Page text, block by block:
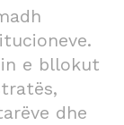
e bllokut
dhe